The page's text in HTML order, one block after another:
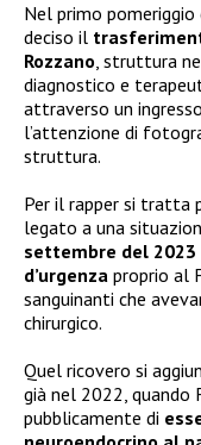
Nel primo
deciso il
Rozzano, struttura
diagnostico e
attraverso un
l’attenzione di
struttura.
Per il rapper si tratta
legato a una
settembre del
d’urgenza proprio al
sanguinanti che
chirurgico.
Quel ricovero si
già nel 2022, quando
pubblicamente di